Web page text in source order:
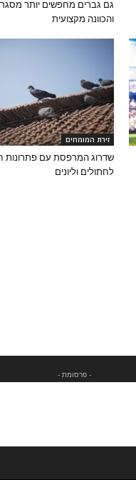
גם גברים מחפשים יותר
והכוונה מקצועית
זירת המומחים
שדרוג המרפסת עם פתרונות
לחתולים וליונים
- פרסומת -